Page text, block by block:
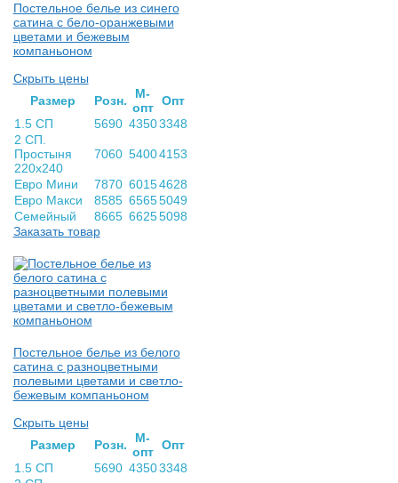
Постельное белье из синего
сатина с бело-оранжевыми
цветами и бежевым
компаньоном
Скрыть цены
Раз­мер
Розн.
М-
опт Опт
1.5 СП
5690 43503348
2 СП.
Простыня
220х240
7060 54004153
Евро Мини 7870 60154628
Евро Макси
8585 65655049
Семейный
8665 66255098
Заказать товар
Постельное белье из белого
сатина с разноцветными
полевыми цветами и светло-
бежевым компаньоном
Скрыть цены
Раз­мер
Розн.
М-
опт Опт
1.5 СП
5690 43503348